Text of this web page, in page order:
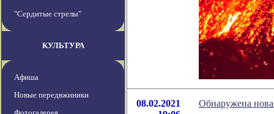
"Сердитые стрелы"
КУЛЬТУРА
Афиша
Новые передвжиники
08.02.2021
Обнаружена